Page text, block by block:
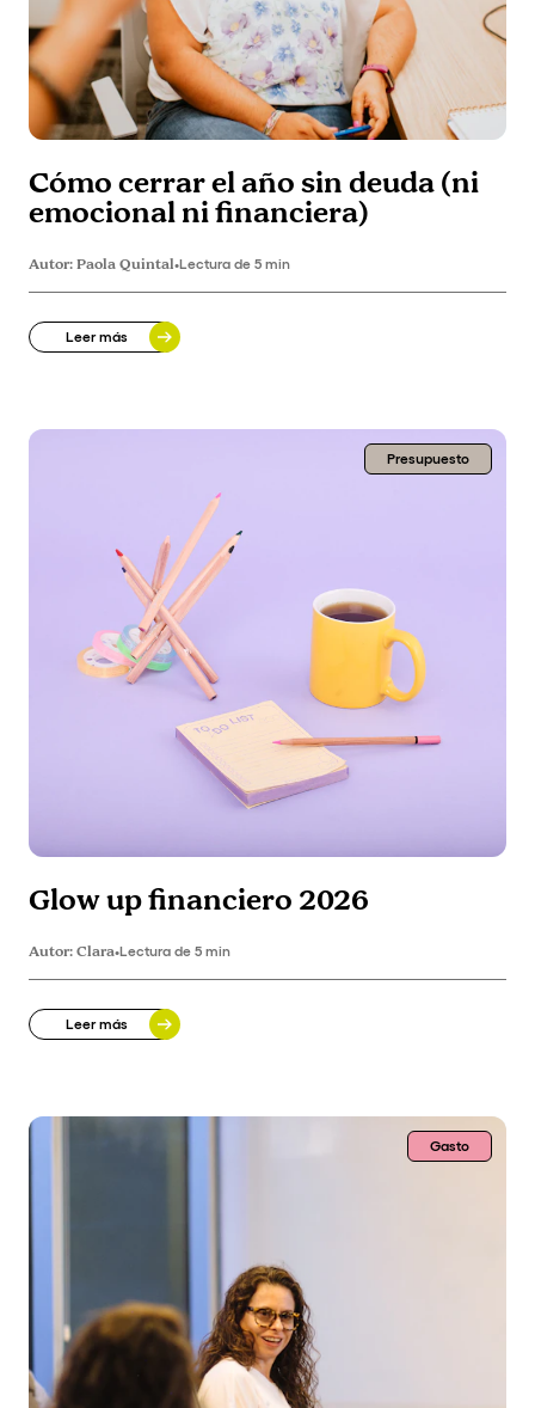
Cómo cerrar el año sin deuda (ni
emocional ni financiera)
Autor:Paola Quintal•Lectura de 5 min
Leer más
Presupuesto
Glow up financiero 2026
Autor:Clara•Lectura de 5 min
Leer más
Gasto